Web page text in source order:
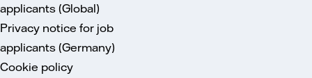
applicants (Global)
Privacy notice for job
applicants (Germany)
Cookie policy